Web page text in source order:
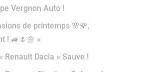
Vergnon Auto !
de printemps 🌸🌹,
! 🚙🌷🌼 »
Renault Dacia » Sauve !